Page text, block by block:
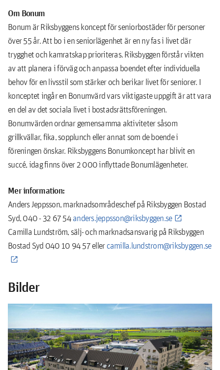
Om Bonum
Bonum är Riksbyggens koncept för seniorbostäder för personer
över 55 år. Att bo i en seniorlägenhet är en ny fas i livet där
trygghet och kamratskap prioriteras. Riksbyggen förstår vikten
av att planera i förväg och anpassa boendet efter individuella
behov för en livsstil som stärker och berikar livet för seniorer. I
konceptet ingår en Bonumvärd vars viktigaste uppgift är att vara
en del av det sociala livet i bostadsrättsföreningen.
Bonumvärden ordnar gemensamma aktiviteter såsom
grillkvällar, fika, sopplunch eller annat som de boende i
föreningen önskar. Riksbyggens Bonumkoncept har blivit en
succé, idag finns över 2 000 inflyttade Bonumlägenheter.
Mer information:
Anders Jeppsson, marknadsområdeschef på Riksbyggen Bostad
Syd, 040 - 32 67 54anders.jeppsson@riksbyggen.se
Camilla Lundström, sälj- och marknadsansvarig på Riksbyggen
Bostad Syd 040 10 94 57 ellercamilla.lundstrom@riksbyggen.se
Bilder